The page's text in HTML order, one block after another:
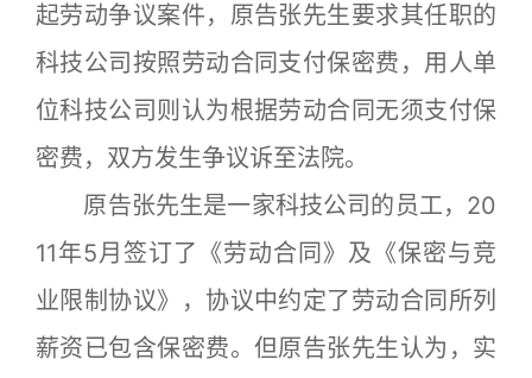
起劳动争议案件，原告张先生要求其任职的
科技公司按照劳动合同支付保密费，用人单
位科技公司则认为根据劳动合同无须支付保
密费，双方发生争议诉至法院。
原告张先生是一家科技公司的员工，20
11年5月签订了《劳动合同》及《保密与竞
业限制协议》，协议中约定了劳动合同所列
薪资已包含保密费。但原告张先生认为，实